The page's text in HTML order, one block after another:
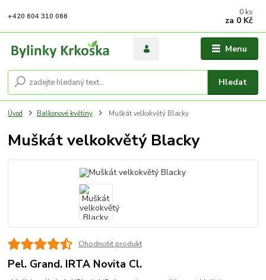
Menu
Hledat
+420 604 310 066 0 ks
za 0 Kč
Úvod Balkonové květiny Muškát velkokvětý Blacky
Muškát velkokvětý Blacky
Ohodnotit produkt
Pel. Grand. IRTA Novita Cl.